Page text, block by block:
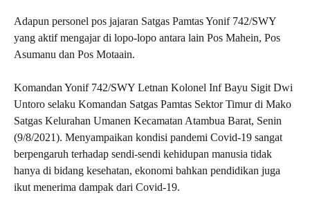
Adapun personel pos jajaran Satgas Pamtas Yonif 742/SWY
yang aktif mengajar di lopo-lopo antara lain Pos Mahein, Pos
Asumanu dan Pos Motaain.
Komandan Yonif 742/SWY Letnan Kolonel Inf Bayu Sigit Dwi
Untoro selaku Komandan Satgas Pamtas Sektor Timur di Mako
Satgas Kelurahan Umanen Kecamatan Atambua Barat, Senin
(9/8/2021). Menyampaikan kondisi pandemi Covid-19 sangat
berpengaruh terhadap sendi-sendi kehidupan manusia tidak
hanya di bidang kesehatan, ekonomi bahkan pendidikan juga
ikut menerima dampak dari Covid-19.